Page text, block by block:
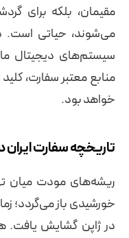
مقیمان، بلکه برای
می‌شوند، حیاتی است.
سیستم‌های دیجیتال
منابع معتبر سفارت،
خواهد بود.
تاریخچه سفارت ایران
خورشیدی باز می‌گردد؛
در ژاپن گشایش